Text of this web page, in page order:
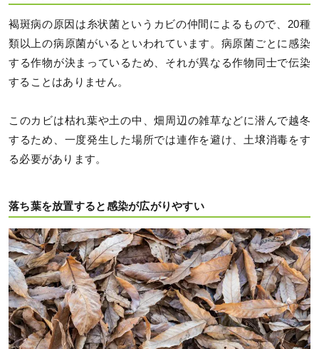
褐斑病の原因は糸状菌というカビの仲間によるもので、20種
類以上の病原菌がいるといわれています。病原菌ごとに感染
する作物が決まっているため、それが異なる作物同士で伝染
することはありません。
このカビは枯れ葉や土の中、畑周辺の雑草などに潜んで越冬
するため、一度発生した場所では連作を避け、土壌消毒をす
る必要があります。
落ち葉を放置すると感染が広がりやすい